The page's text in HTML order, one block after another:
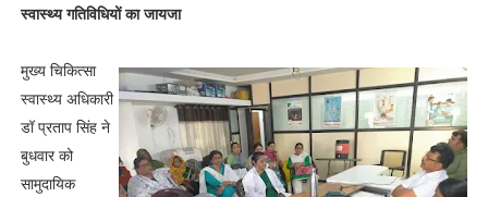
स्वास्थ्य गतिविधियों का जायजा
मुख्य चिकित्सा
स्वास्थ्य अधिकारी
डॉ प्रताप सिंह ने
बुधवार को
सामुदायिक